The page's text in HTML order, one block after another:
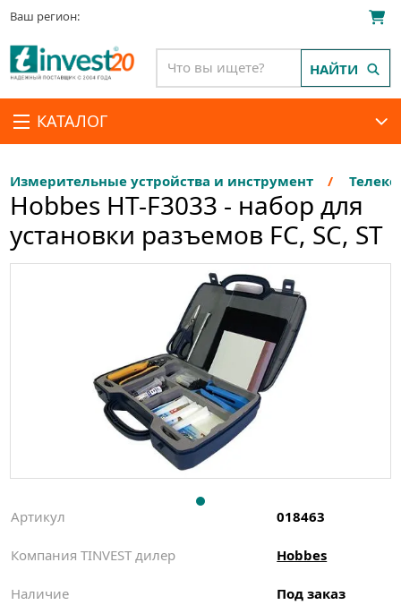
Ваш регион:
КАТАЛОГ
НАЙТИ
Измерительные устройства и инструмент
Hobbes HT-F3033 - набор для
установки разъемов FC, SC, ST
Артикул 018463
Компания TINVEST дилер Hobbes
Наличие Под заказ